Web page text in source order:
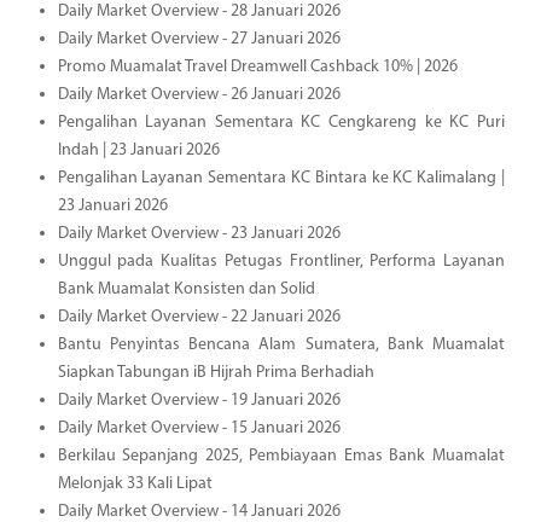
Daily Market Overview - 28 Januari 2026
Daily Market Overview - 27 Januari 2026
Promo Muamalat Travel Dreamwell Cashback 10% | 2026
Daily Market Overview - 26 Januari 2026
Pengalihan Layanan Sementara KC Cengkareng ke KC Puri
Indah | 23 Januari 2026
Pengalihan Layanan Sementara KC Bintara ke KC Kalimalang |
23 Januari 2026
Daily Market Overview - 23 Januari 2026
Unggul pada Kualitas Petugas Frontliner, Performa Layanan
Bank Muamalat Konsisten dan Solid
Daily Market Overview - 22 Januari 2026
Bantu Penyintas Bencana Alam Sumatera, Bank Muamalat
Siapkan Tabungan iB Hijrah Prima Berhadiah
Daily Market Overview - 19 Januari 2026
Daily Market Overview - 15 Januari 2026
Berkilau Sepanjang 2025, Pembiayaan Emas Bank Muamalat
Melonjak 33 Kali Lipat
Daily Market Overview - 14 Januari 2026